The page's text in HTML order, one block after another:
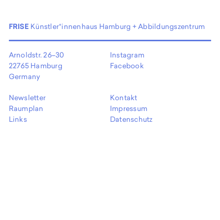
FRISE Künstler*innenhaus Hamburg + Abbildungszentrum
Arnoldstr. 26–30
22765 Hamburg
Germany
Instagram
Facebook
Newsletter
Raumplan
Links
Kontakt
Impressum
Datenschutz